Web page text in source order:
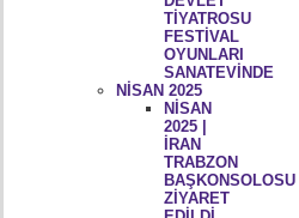
TİYATROSU
FESTİVAL
OYUNLARI
SANATEVİNDE
NİSAN 2025
NİSAN
2025 |
İRAN
TRABZON
BAŞKONSOLOSU
ZİYARET